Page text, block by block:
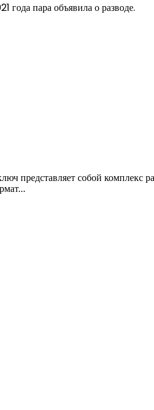
года пара объявила о разводе.
представляет собой комплекс